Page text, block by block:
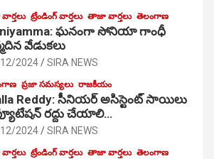
ట్రేండింగ్ వార్తలు తాజా వార్తలు తెలంగాణ
ఘ‌నంగా సోనియా గాంధీ
వేడుక‌లు
2024 SIRA NEWS
ప్రజా సమస్యలు రాజకీయం
Reddy: సీనియర్ అసిస్టెంట్ సాయిలు
రద్దు చేయాలి…
2024 SIRA NEWS
ట్రేండింగ్ వార్తలు తాజా వార్తలు తెలంగాణ